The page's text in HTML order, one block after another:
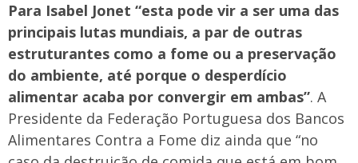
Para Isabel Jonet “esta pode vir a ser uma das
principais lutas mundiais, a par de outras
estruturantes como a fome ou a preservação
do ambiente, até porque o desperdício
alimentar acaba por convergir em ambas”. A
Presidente da Federação Portuguesa dos Bancos
Alimentares Contra a Fome diz ainda que “no